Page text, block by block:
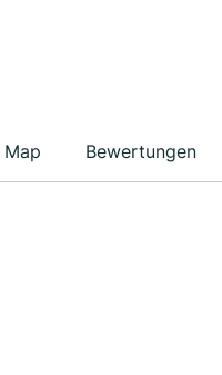
Map Bewertungen